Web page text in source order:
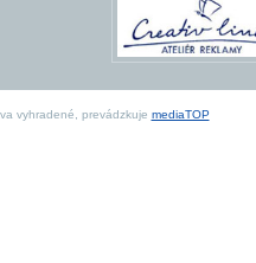
vyhradené, prevádzkuje mediaTOP